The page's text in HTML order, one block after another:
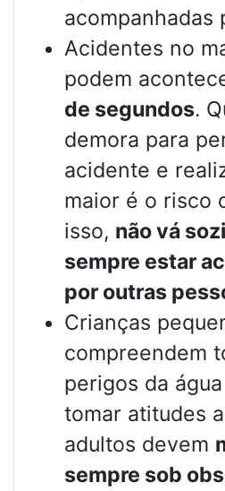
acompanhadas
Acidentes no
podem
de segundos.
demora para
acidente e
maior é o risco
isso, não vá
sempre estar
por outras
Crianças
compreendem
perigos da
tomar atitudes
adultos devem
sempre sob